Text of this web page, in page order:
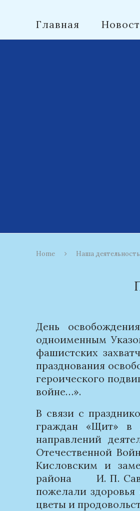
Главная
Home Наша деятельность
День
одноименным
фашистских
празднования
героического
войне…».
В связи с
граждан «Щит» в
направлений
Отечественной
Кисловским и
района И. П.
пожелали здоровья
цветы и